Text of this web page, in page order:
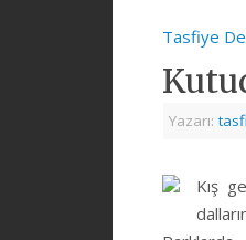
Tasfiye
Yazarı:
Kış